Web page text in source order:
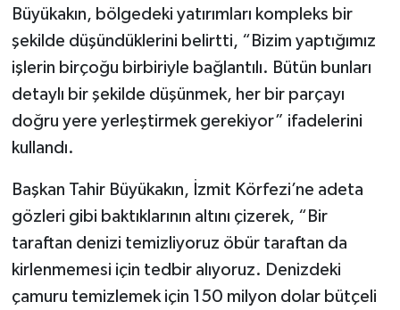
Büyükakın, bölgedeki yatırımları kompleks bir
şekilde düşündüklerini belirtti, “Bizim yaptığımız
işlerin birçoğu birbiriyle bağlantılı. Bütün bunları
detaylı bir şekilde düşünmek, her bir parçayı
doğru yere yerleştirmek gerekiyor” ifadelerini
kullandı.
Başkan Tahir Büyükakın, İzmit Körfezi’ne adeta
gözleri gibi baktıklarının altını çizerek, “Bir
taraftan denizi temizliyoruz öbür taraftan da
kirlenmemesi için tedbir alıyoruz. Denizdeki
çamuru temizlemek için 150 milyon dolar bütçeli